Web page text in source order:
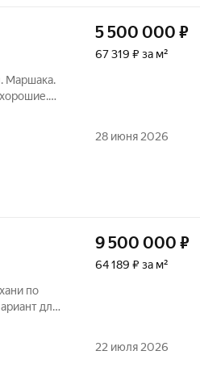
Маршака.
5 500 000 ₽
67 319 ₽ за м²
28 июня 2026
по
для
148
9 500 000 ₽
64 189 ₽ за м²
22 июля 2026